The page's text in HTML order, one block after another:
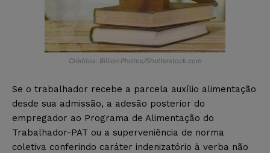
Créditos: Billion Photos/Shutterstock.com
Se o trabalhador recebe a parcela auxílio alimentação
desde sua admissão, a adesão posterior do
empregador ao Programa de Alimentação do
Trabalhador-PAT ou a superveniência de norma
coletiva conferindo caráter indenizatório à verba não